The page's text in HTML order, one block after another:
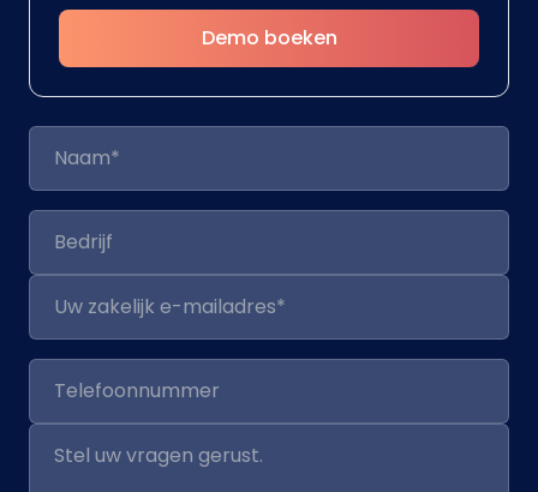
Demo boeken